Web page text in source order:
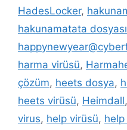
HadesLocker,
hakunamatata
harma virüsü,
çözüm, heets dosya,
heets virüsü, Heimdall,
virus, help virüsü,